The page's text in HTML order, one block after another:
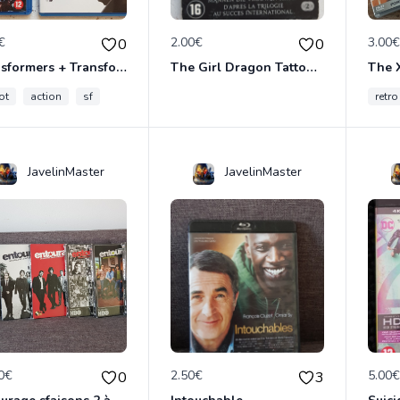
0
Transformers + Transformers 2 : La Revanche
action sf
2.00€ 0
The Girl Dragon Tattoo - Blu-Ray
3.00€
retro
JavelinMaster
0
JavelinMaster
2.50€ 3 5.00€